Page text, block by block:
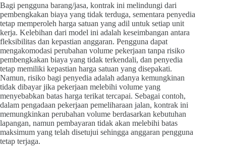
Bagi pengguna barang/jasa, kontrak ini melindungi dari
pembengkakan biaya yang tidak terduga, sementara penyedia
tetap memperoleh harga satuan yang adil untuk setiap unit
kerja. Kelebihan dari model ini adalah keseimbangan antara
fleksibilitas dan kepastian anggaran. Pengguna dapat
mengakomodasi perubahan volume pekerjaan tanpa risiko
pembengkakan biaya yang tidak terkendali, dan penyedia
tetap memiliki kepastian harga satuan yang disepakati.
Namun, risiko bagi penyedia adalah adanya kemungkinan
tidak dibayar jika pekerjaan melebihi volume yang
menyebabkan batas harga terikat tercapai. Sebagai contoh,
dalam pengadaan pekerjaan pemeliharaan jalan, kontrak ini
memungkinkan perubahan volume berdasarkan kebutuhan
lapangan, namun pembayaran tidak akan melebihi batas
maksimum yang telah disetujui sehingga anggaran pengguna
tetap terjaga.